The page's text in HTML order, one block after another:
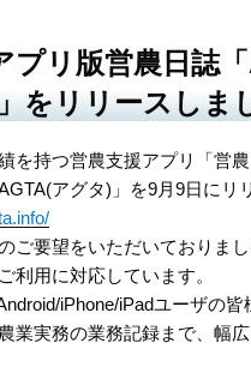
プリ版営農日誌
をリリースしま
を持つ営農支援アプリ「営
アグタ)」を9月9日にリ
ご要望をいただいておりま
利用に対応しています。
iPhone/iPadユーザの
業実務の業務記録まで、幅